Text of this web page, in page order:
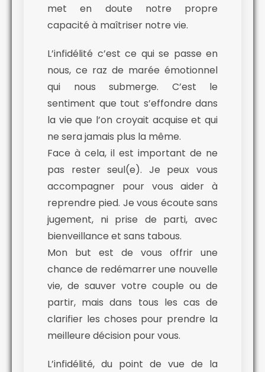
met en doute notre propre
capacité à maîtriser notre vie.
L’infidélité c’est ce qui se passe en
nous, ce raz de marée émotionnel
qui nous submerge. C’est le
sentiment que tout s’effondre dans
la vie que l’on croyait acquise et qui
ne sera jamais plus la même.
Face à cela, il est important de ne
pas rester seul(e). Je peux vous
accompagner pour vous aider à
reprendre pied. Je vous écoute sans
jugement, ni prise de parti, avec
bienveillance et sans tabous.
Mon but est de vous offrir une
chance de redémarrer une nouvelle
vie, de sauver votre couple ou de
partir, mais dans tous les cas de
clarifier les choses pour prendre la
meilleure décision pour vous.
L’infidélité, du point de vue de la